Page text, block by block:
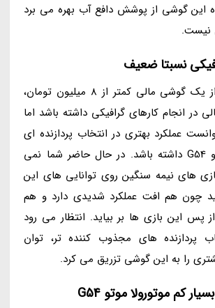
این گوشی از پوشش دافع آب بهره می برد
نیست.
کسی نیست که از یک گوشی مالی کمتر از 8 میلیون تومان،
در انجام کارهای گرافیکی داشته باشد اما
عملکرد بهتری در انتخاب پردازنده ای
مناسب برای موتو G54 داشته باشد. در حال حاضر شما نمی
های نیمه سنگین روی توانایی های این
چون هم افت عملکرد شدیدی دارد و هم
پس این بازی ها بر بیاید. انتظار می رود
پردازنده های مجذوب کننده تر، توان
را به این گوشی تزریق می کرد.